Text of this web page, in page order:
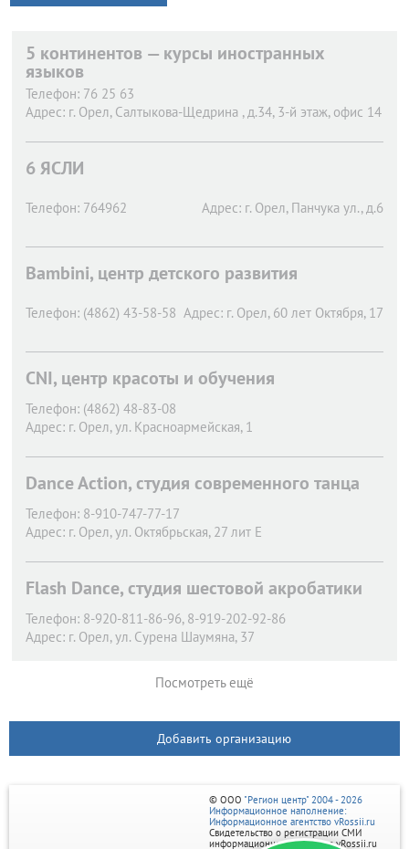
5 континентов — курсы иностранных
языков
Телефон: 76 25 63
Адрес: г. Орел, Салтыкова-Щедрина , д.34, 3-й этаж, офис 14
6 ЯСЛИ
Телефон: 764962 Адрес: г. Орел, Панчука ул., д.6
Bambini, центр детского развития
Телефон: (4862) 43-58-58 Адрес: г. Орел, 60 лет Октября, 17
CNI, центр красоты и обучения
Телефон: (4862) 48-83-08
Адрес: г. Орел, ул. Красноармейская, 1
Dance Action, студия современного танца
Телефон: 8-910-747-77-17
Адрес: г. Орел, ул. Октябрьская, 27 лит Е
Flash Dance, студия шестовой акробатики
Телефон: 8-920-811-86-96, 8-919-202-92-86
Адрес: г. Орел, ул. Сурена Шаумяна, 37
Посмотреть ещё
Добавить организацию
© ООО "Регион центр" 2004 - 2026
Информационное наполнение:
Информационное агентство vRossii.ru
Свидетельство о регистрации СМИ
информационного агентства vRossii.ru